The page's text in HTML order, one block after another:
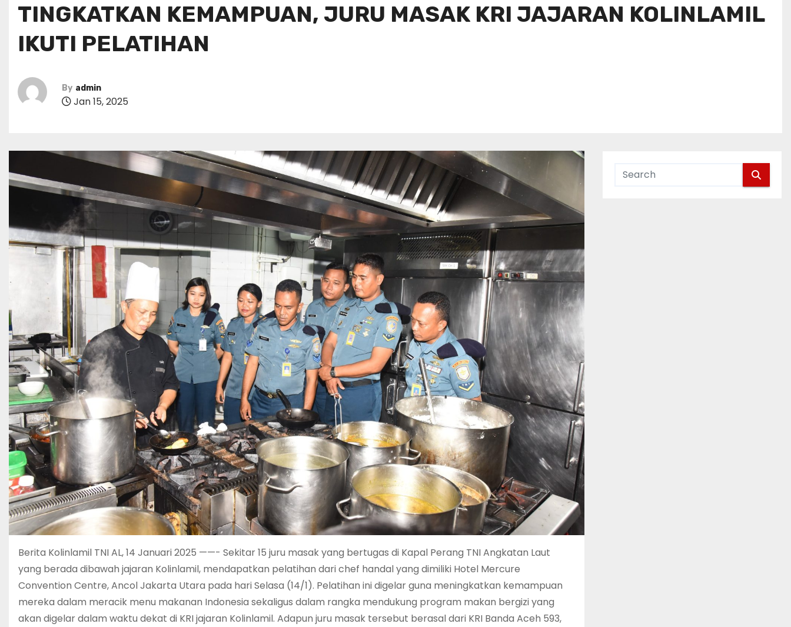
TINGKATKAN KEMAMPUAN, JURU MASAK KRI JAJARAN KOLINLAMIL
IKUTI PELATIHAN
By admin
Jan 15, 2025
Berita Kolinlamil TNI AL, 14 Januari 2025 ——- Sekitar 15 juru masak yang bertugas di Kapal Perang TNI Angkatan Laut
yang berada dibawah jajaran Kolinlamil, mendapatkan pelatihan dari chef handal yang dimiliki Hotel Mercure
Convention Centre, Ancol Jakarta Utara pada hari Selasa (14/1). Pelatihan ini digelar guna meningkatkan kemampuan
mereka dalam meracik menu makanan Indonesia sekaligus dalam rangka mendukung program makan bergizi yang
akan digelar dalam waktu dekat di KRI jajaran Kolinlamil. Adapun juru masak tersebut berasal dari KRI Banda Aceh 593,